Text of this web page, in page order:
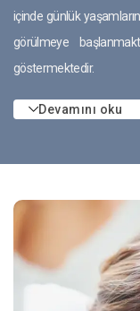
içinde günlük
görülmeye
göstermektedir.
Devamını oku